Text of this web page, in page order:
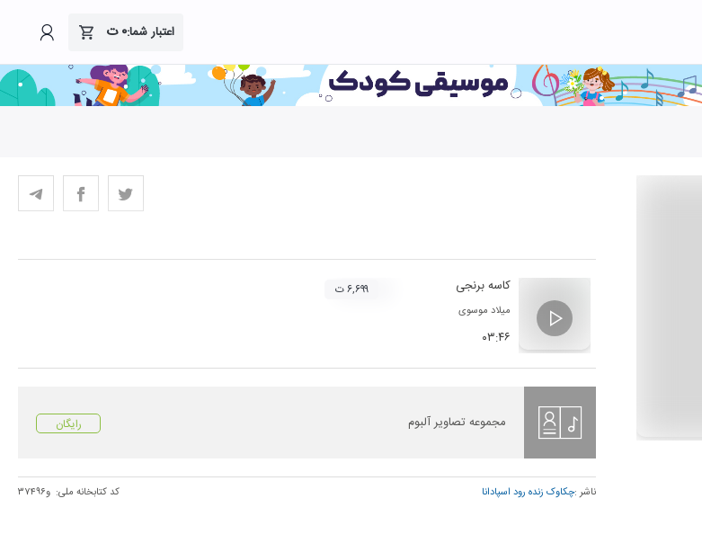
اعتبار شما:۰ت
کاسه برنجی
میلاد موسوی
۰۳:۴۶
۶,۶۹۹ ت
مجموعه تصاویر آلبوم رایگان
ناشر :چکاوک زنده رود اسپادانا کد کتابخانه ملی: و۳۷۴۹۶